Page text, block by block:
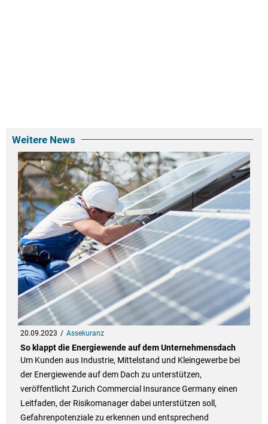
Weitere News
20.09.2023 Assekuranz
So klappt die Energiewende auf dem Unternehmensdach
Um Kunden aus Industrie, Mittelstand und Kleingewerbe bei
der Energiewende auf dem Dach zu unterstützen,
veröffentlicht Zurich Commercial Insurance Germany einen
Leitfaden, der Risikomanager dabei unterstützen soll,
Gefahrenpotenziale zu erkennen und entsprechend